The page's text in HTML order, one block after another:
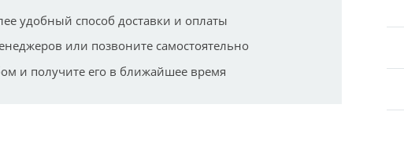
удобный способ доставки и оплаты
или позвоните самостоятельно
и получите его в ближайшее время